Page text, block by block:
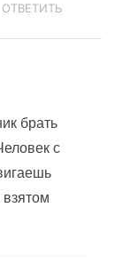
ОТВЕТИТЬ
брать
с